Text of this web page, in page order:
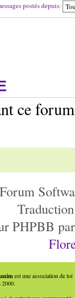
postés depuis:
ce
PHPBB
est une association de loi
2000.